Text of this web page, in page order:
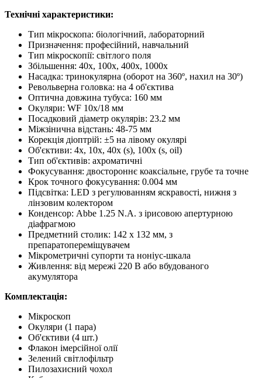
Технічні характеристики:
Тип мікроскопа: біологічний, лабораторний
Призначення: професійний, навчальний
Тип мікроскопії: світлого поля
Збільшення: 40х, 100х, 400х, 1000х
Насадка: тринокулярна (оборот на 360º, нахил на 30º)
Револьверна головка: на 4 об'єктива
Оптична довжина тубуса: 160 мм
Окуляри: WF 10х/18 мм
Посадковий діаметр окулярів: 23.2 мм
Міжзінична відстань: 48-75 мм
Корекція діоптрій: ±5 на лівому окулярі
Об'єктиви: 4х, 10х, 40х (s), 100х (s, oil)
Тип об'єктивів: ахроматичні
Фокусування: двостороннє коаксіальне, грубе та точне
Крок точного фокусування: 0.004 мм
Підсвітка: LED з регулюванням яскравості, нижня з
лінзовим колектором
Конденсор: Abbe 1.25 N.A. з ірисовою апертурною
діафрагмою
Предметний столик: 142 х 132 мм, з
препаратопереміщувачем
Мікрометричні супорти та ноніус-шкала
Живлення: від мережі 220 В або вбудованого
акумулятора
Комплектація:
Мікроскоп
Окуляри (1 пара)
Об'єктиви (4 шт.)
Флакон імерсійної олії
Зелений світлофільтр
Пилозахисний чохол